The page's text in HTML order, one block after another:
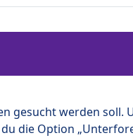
gesucht werden soll.
die Option